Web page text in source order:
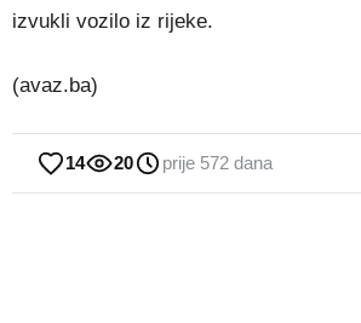
izvukli vozilo iz rijeke.
(avaz.ba)
14 20 prije 572 dana